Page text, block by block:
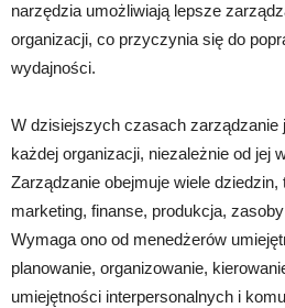
narzędzia umożliwiają lepsze
organizacji, co przyczynia się do
wydajności.
W dzisiejszych czasach zarządzanie
każdej organizacji, niezależnie od jej
Zarządzanie obejmuje wiele dziedzin,
marketing, finanse, produkcja,
Wymaga ono od menedżerów
planowanie, organizowanie,
umiejętności interpersonalnych i